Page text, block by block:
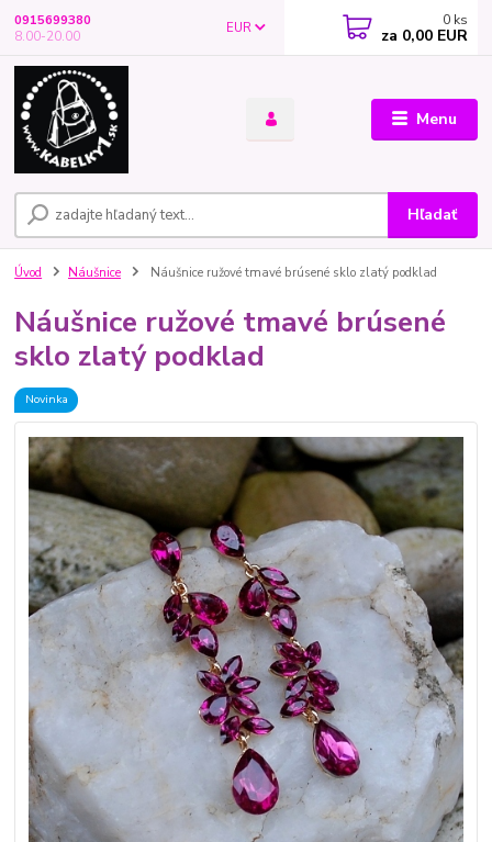
Menu
EUR
Hľadať
0915699380
8.00-20.00
0 ks
za 0,00 EUR
Úvod Náušnice Náušnice ružové tmavé brúsené sklo zlatý podklad
Náušnice ružové tmavé brúsené
sklo zlatý podklad
Novinka